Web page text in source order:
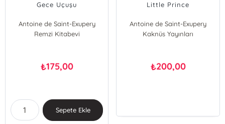
Gece Uçuşu
Antoine de Saint-Exupery
Remzi Kitabevi
₺175,00
Sepete Ekle
Little Prince
Antoine de Saint-Exupery
Kaknüs Yayınları
₺200,00